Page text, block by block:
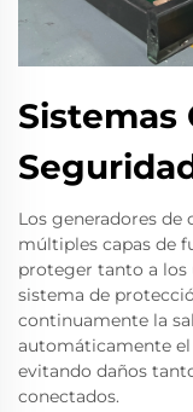
Sistemas
Los generadores
múltiples capas de
proteger tanto a los
sistema de
continuamente la
automáticamente el
evitando daños
conectados.